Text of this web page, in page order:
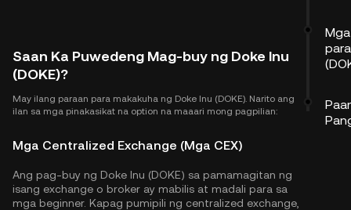
Saan Ka Puwedeng Mag-buy ng Doke Inu
(DOKE)?
May ilang paraan para makakuha ng Doke Inu (DOKE). Narito ang
ilan sa mga pinakasikat na option na maaari mong pagpilian:
Mga Centralized Exchange (Mga CEX)
Ang pag-buy ng Doke Inu (DOKE) sa pamamagitan ng
isang exchange o broker ay mabilis at madali para sa
mga beginner. Kapag pumipili ng centralized exchange,